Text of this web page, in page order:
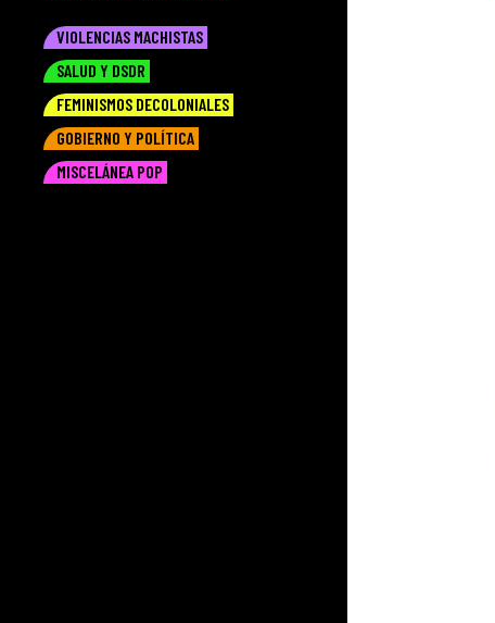
VIOLENCIAS MACHISTAS
SALUD Y DSDR
FEMINISMOS DECOLONIALES
GOBIERNO Y POLÍTICA
MISCELÁNEA POP